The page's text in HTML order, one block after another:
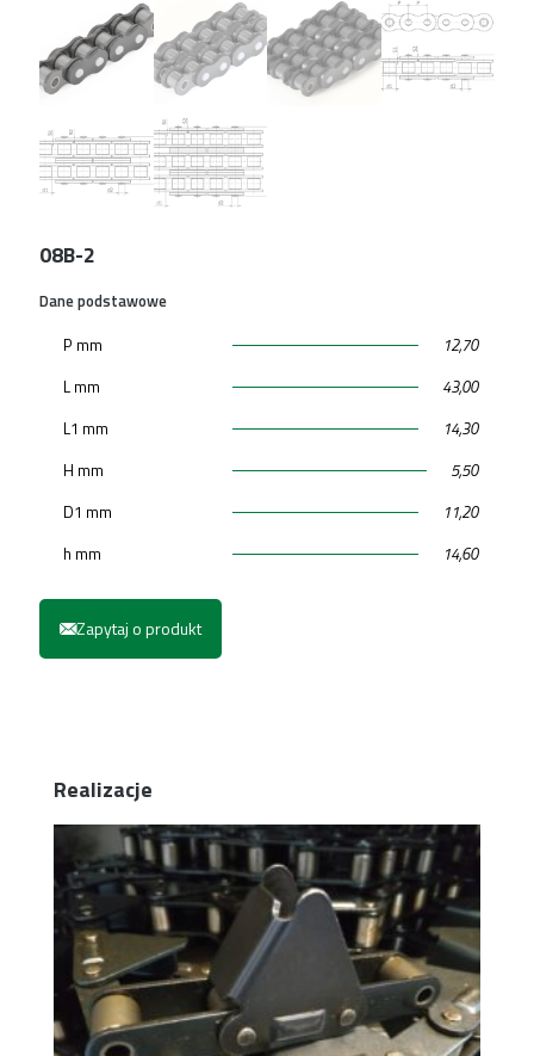
08B-2
Dane podstawowe
P mm
12,70
L mm
43,00
L1 mm
14,30
H mm
5,50
D1 mm
11,20
h mm
14,60
Zapytaj o produkt
Realizacje